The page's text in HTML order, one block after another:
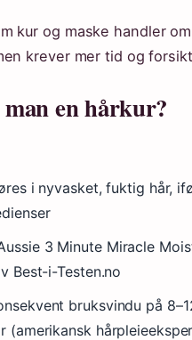
kur og maske handler
krever mer tid og
en hårkur?
i nyvasket, fuktig hår,
3 Minute Miracle
Best-i-Testen.no
bruksvindu på
(amerikansk